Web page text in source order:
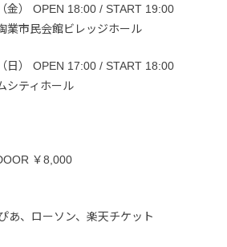
金） OPEN 18:00 / START 19:00
業市民会館ビレッジホール
日） OPEN 17:00 / START 18:00
シティホール
￥8,000
あ、ローソン、楽天チケット